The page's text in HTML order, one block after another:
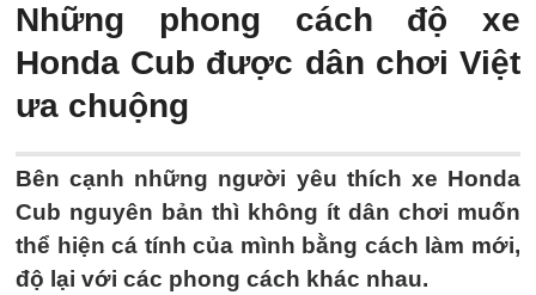
Những phong cách độ xe
Honda Cub được dân chơi Việt
ưa chuộng
Bên cạnh những người yêu thích xe Honda
Cub nguyên bản thì không ít dân chơi muốn
thể hiện cá tính của mình bằng cách làm mới,
độ lại với các phong cách khác nhau.